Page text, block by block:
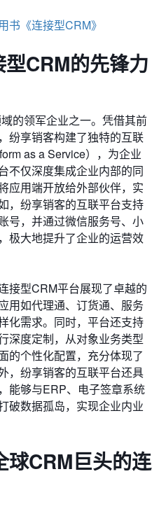
书《连接型CRM》
CRM的先锋力
的领军企业之一。凭借其前
纷享销客构建了独特的互联
as a Service），为企业
不仅深度集成企业内部的同
应用端开放给外部伙伴，实
，纷享销客的互联平台支持
号，并通过微信服务号、小
极大地提升了企业的运营效
接型CRM平台展现了卓越的
用如代理通、订货通、服务
化需求。同时，平台还支持
深度定制，从对象业务类型
的个性化配置，充分体现了
，纷享销客的互联平台还具
能够与ERP、电子签章系统
破数据孤岛，实现企业内业
CRM巨头的连